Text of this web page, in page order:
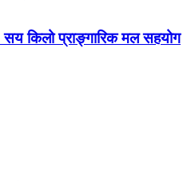
सय किलो प्राङ्गारिक मल सहयोग